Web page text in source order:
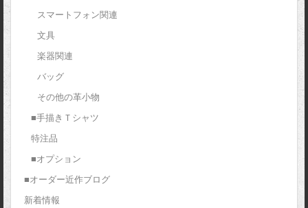
スマートフォン関連
文具
楽器関連
バッグ
その他の革小物
■手描きＴシャツ
特注品
■オプション
■オーダー近作ブログ
新着情報